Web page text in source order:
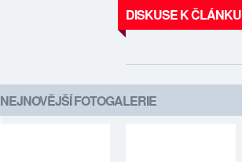
DISKUSE K ČLÁNKU
NEJNOVĚJŠÍ FOTOGALERIE